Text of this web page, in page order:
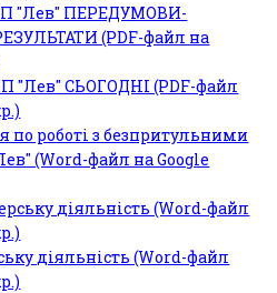
"Лев" ПЕРЕДУМОВИ-
(PDF-файл на
"Лев" СЬОГОДНІ (PDF-файл
по роботі з безпритульними
(Word-файл на Google
діяльність (Word-файл
діяльність (Word-файл